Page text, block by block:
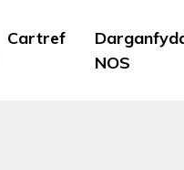
Cartref
NOS